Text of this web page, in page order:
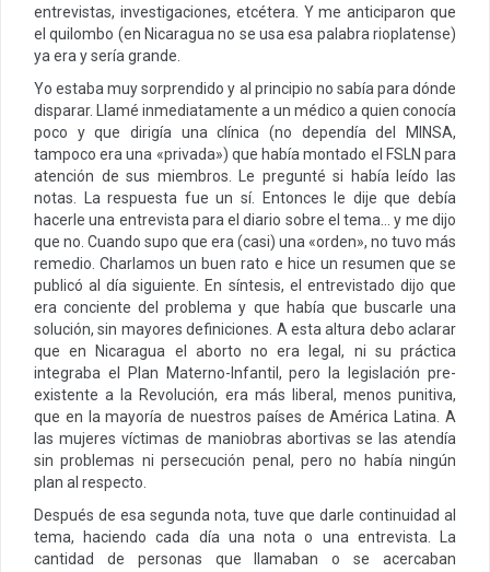
entrevistas, investigaciones, etcétera. Y me anticiparon que
el quilombo (en Nicaragua no se usa esa palabra rioplatense)
ya era y sería grande.
Yo estaba muy sorprendido y al principio no sabía para dónde
disparar. Llamé inmediatamente a un médico a quien conocía
poco y que dirigía una clínica (no dependía del MINSA,
tampoco era una «privada») que había montado el FSLN para
atención de sus miembros. Le pregunté si había leído las
notas. La respuesta fue un sí. Entonces le dije que debía
hacerle una entrevista para el diario sobre el tema… y me dijo
que no. Cuando supo que era (casi) una «orden», no tuvo más
remedio. Charlamos un buen rato e hice un resumen que se
publicó al día siguiente. En síntesis, el entrevistado dijo que
era conciente del problema y que había que buscarle una
solución, sin mayores definiciones. A esta altura debo aclarar
que en Nicaragua el aborto no era legal, ni su práctica
integraba el Plan Materno-Infantil, pero la legislación pre-
existente a la Revolución, era más liberal, menos punitiva,
que en la mayoría de nuestros países de América Latina. A
las mujeres víctimas de maniobras abortivas se las atendía
sin problemas ni persecución penal, pero no había ningún
plan al respecto.
Después de esa segunda nota, tuve que darle continuidad al
tema, haciendo cada día una nota o una entrevista. La
cantidad de personas que llamaban o se acercaban